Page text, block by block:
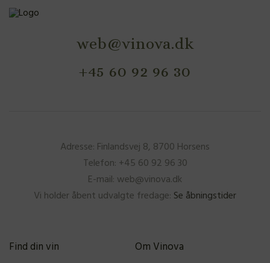
web@vinova.dk
+45 60 92 96 30
Adresse: Finlandsvej 8, 8700 Horsens
Telefon: +45 60 92 96 30
E-mail: web@vinova.dk
Vi holder åbent udvalgte fredage: Se åbningstider
Find din vin Om Vinova